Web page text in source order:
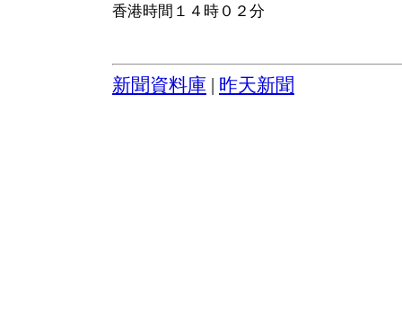
香港時間１４時０２分
新聞資料庫 昨天新聞